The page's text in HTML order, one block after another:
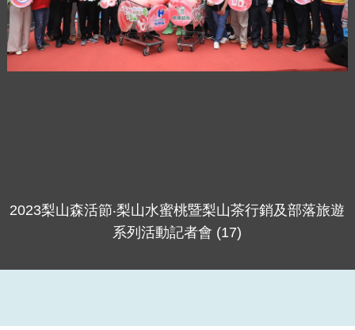
2023梨山森活節‧梨山水蜜桃暨梨山茶行銷及部落旅遊
系列活動記者會 (17)